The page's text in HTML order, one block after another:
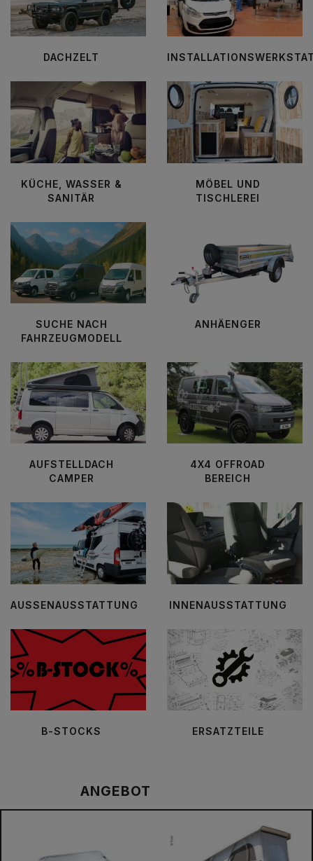
DACHZELT
KÜCHE, WASSER &
SANITÄR
MÖBEL UND
TISCHLEREI
SUCHE NACH
FAHRZEUGMODELL
ANHÄENGER
AUFSTELLDACH
CAMPER
4X4 OFFROAD
BEREICH
AUSSENAUSSTATTUNG INNENAUSSTATTUNG
B-STOCKS ERSATZTEILE
ANGEBOT